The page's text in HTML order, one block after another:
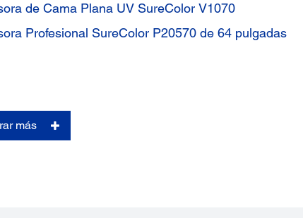
de Cama Plana UV SureColor V1070
Profesional SureColor P20570 de 64 pulgadas
más